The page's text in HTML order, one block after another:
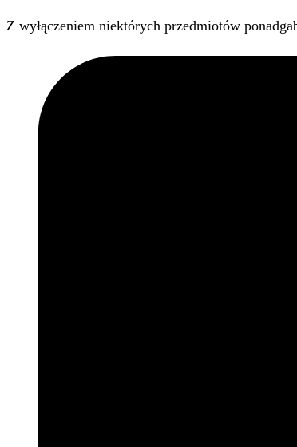
Z wyłączeniem niektórych przedmiotów